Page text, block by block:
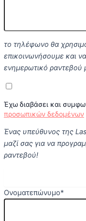
το τηλέφωνο θα
επικοινωνήσουμε και
ενημερωτικό ραντεβού
Έχω διαβάσει και
προσωπικών δεδομένων
Ένας υπεύθυνος της
μαζί σας για να
ραντεβού!
Ονοματεπώνυμο*